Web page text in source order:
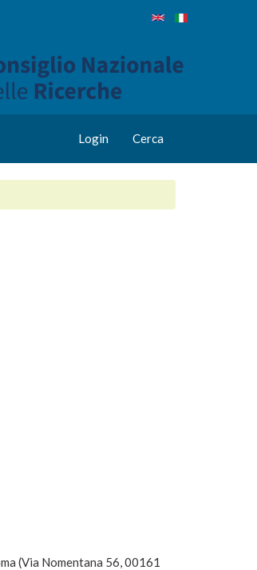
Login Cerca
(Via Nomentana 56, 00161